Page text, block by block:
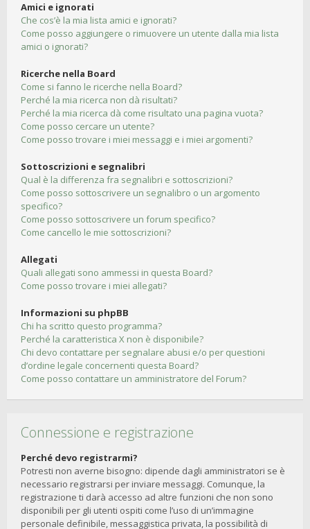
Amici e ignorati
Che cos’è la mia lista amici e ignorati?
Come posso aggiungere o rimuovere un utente dalla mia lista
amici o ignorati?
Ricerche nella Board
Come si fanno le ricerche nella Board?
Perché la mia ricerca non dà risultati?
Perché la mia ricerca dà come risultato una pagina vuota?
Come posso cercare un utente?
Come posso trovare i miei messaggi e i miei argomenti?
Sottoscrizioni e segnalibri
Qual è la differenza fra segnalibri e sottoscrizioni?
Come posso sottoscrivere un segnalibro o un argomento
specifico?
Come posso sottoscrivere un forum specifico?
Come cancello le mie sottoscrizioni?
Allegati
Quali allegati sono ammessi in questa Board?
Come posso trovare i miei allegati?
Informazioni su phpBB
Chi ha scritto questo programma?
Perché la caratteristica X non è disponibile?
Chi devo contattare per segnalare abusi e/o per questioni
d’ordine legale concernenti questa Board?
Come posso contattare un amministratore del Forum?
Connessione e registrazione
Perché devo registrarmi?
Potresti non averne bisogno: dipende dagli amministratori se è
necessario registrarsi per inviare messaggi. Comunque, la
registrazione ti darà accesso ad altre funzioni che non sono
disponibili per gli utenti ospiti come l’uso di un’immagine
personale definibile, messaggistica privata, la possibilità di